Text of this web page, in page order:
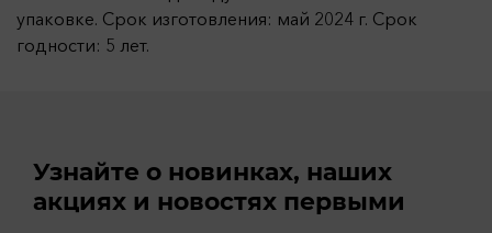
упаковке. Срок изготовления: май 2024 г. Срок
годности: 5 лет.
Узнайте о новинках, наших
акциях и новостях первыми